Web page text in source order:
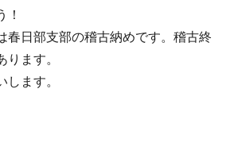
！
春日部支部の稽古納めです。稽古終
ります。
します。